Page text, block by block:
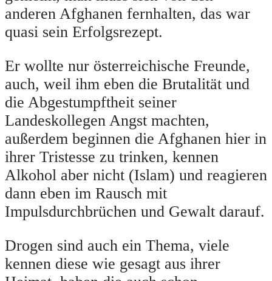
anderen Afghanen fernhalten, das war
quasi sein Erfolgsrezept.
Er wollte nur österreichische Freunde,
auch, weil ihm eben die Brutalität und
die Abgestumpftheit seiner
Landeskollegen Angst machten,
außerdem beginnen die Afghanen hier in
ihrer Tristesse zu trinken, kennen
Alkohol aber nicht (Islam) und reagieren
dann eben im Rausch mit
Impulsdurchbrüchen und Gewalt darauf.
Drogen sind auch ein Thema, viele
kennen diese wie gesagt aus ihrer